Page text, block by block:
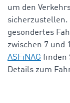
um den
sicherzustellen.
gesondertes
zwischen 7 und
ASFiNAG finden
Details zum